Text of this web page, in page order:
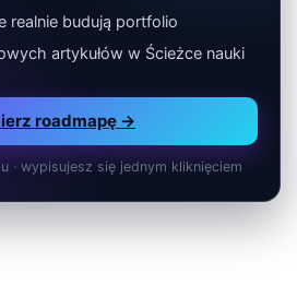
realnie budują portfolio
artykułów w Ścieżce nauki
roadmapę →
· wypisujesz się jednym kliknięciem